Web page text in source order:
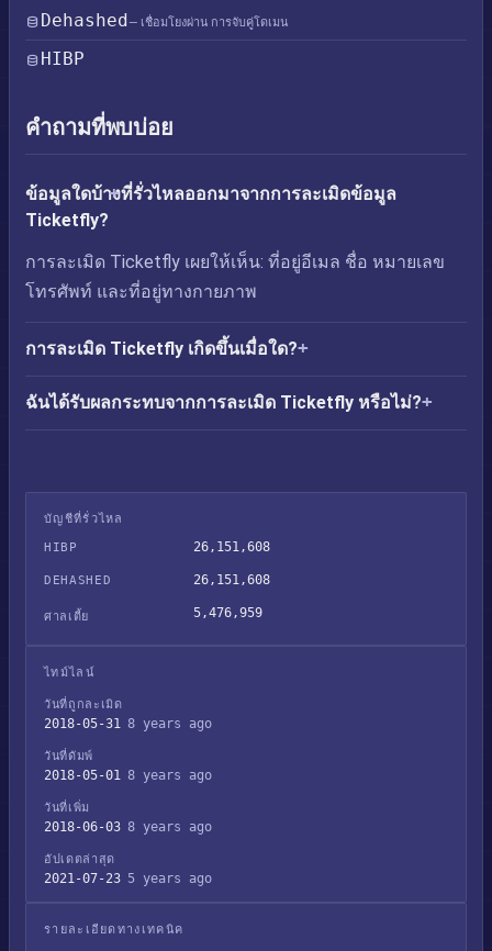
Dehashed— เชื่อมโยงผ่าน การจับคู่โดเมน
HIBP
คำถามที่พบบ่อย
ข้อมูลใดบ้างที่รั่วไหลออกมาจากการละเมิดข้อมูล
Ticketfly?
การละเมิด Ticketfly เผยให้เห็น: ที่อยู่อีเมล ชื่อ หมายเลข
โทรศัพท์ และที่อยู่ทางกายภาพ
การละเมิด Ticketfly เกิดขึ้นเมื่อใด?
ฉันได้รับผลกระทบจากการละเมิด Ticketfly หรือไม่?
บัญชีที่รั่วไหล
HIBP
26,151,608
DEHASHED 26,151,608
ศาลเตี้ย 5,476,959
ไทม์ไลน์
วันที่ถูกละเมิด
2018-05-31 8 years ago
วันที่ดัมพ์
2018-05-01 8 years ago
วันที่เพิ่ม
2018-06-03 8 years ago
อัปเดตล่าสุด
2021-07-23 5 years ago
รายละเอียดทางเทคนิค